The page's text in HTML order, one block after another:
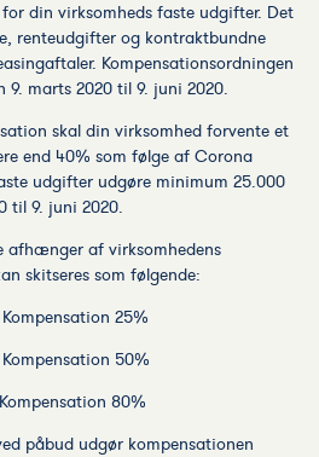
din virksomheds faste udgifter. Det
renteudgifter og kontraktbundne
Kompensationsordningen
marts 2020 til 9. juni 2020.
skal din virksomhed forvente et
end 40% som følge af Corona
udgifter udgøre minimum 25.000
til 9. juni 2020.
afhænger af virksomhedens
skitseres som følgende:
25%
50%
80%
påbud udgør kompensationen